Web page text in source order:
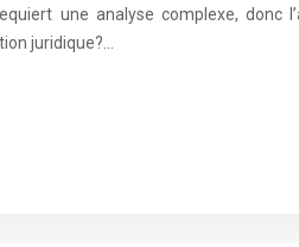
une analyse complexe, donc
juridique?…